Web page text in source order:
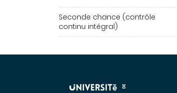
Seconde chance (contrôle
continu intégral)